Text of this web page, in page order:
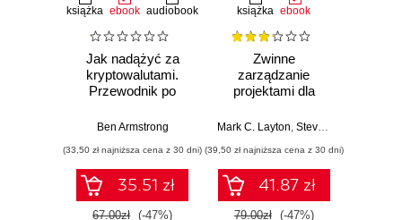
książka ebook audiobook
Jak nadążyć za
kryptowalutami.
Przewodnik po
cyfrowej ekonomii
Ben Armstrong
(33,50 zł najniższa cena z 30 dni)
35.51 zł
67.00zł (-47%)
książka ebook
Zwinne
zarządzanie
projektami dla
Wydanie III
Mark C. Layton Steven J. Ostermiller
(39,50 zł najniższa cena z 30 dni)
41.87 zł
79.00zł (-47%)